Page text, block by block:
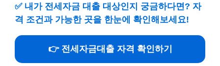
✅ 내가 전세자금 대출 대상인지 궁금하다면? 자
격 조건과 가능한 곳을 한눈에 확인해보세요!
👉 전세자금대출 자격 확인하기